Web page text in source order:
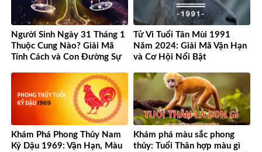
Người Sinh Ngày 31 Tháng 1
Thuộc Cung Nào? Giải Mã
Tính Cách và Con Đường Sự
Tử Vi Tuổi Tân Mùi 1991
Năm 2024: Giải Mã Vận Hạn
và Cơ Hội Nổi Bật
Khám Phá Phong Thủy Nam
Kỷ Dậu 1969: Vận Hạn, Màu
Khám phá màu sắc phong
thủy: Tuổi Thân hợp màu gì